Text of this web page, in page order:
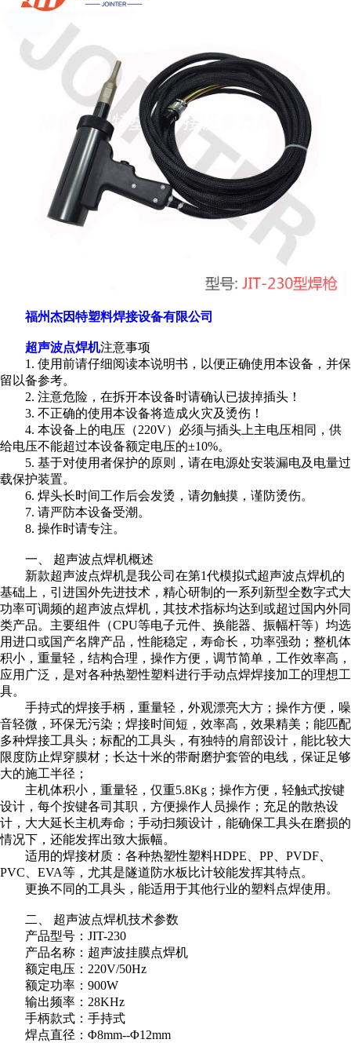
福州杰因特塑料焊接设备有限公司
超声波点焊机注意事项
1. 使用前请仔细阅读本说明书，以便正确使用本设备，并保
留以备参考。
2. 注意危险，在拆开本设备时请确认已拔掉插头！
3. 不正确的使用本设备将造成火灾及烫伤！
4. 本设备上的电压（220V）必须与插头上主电压相同，供
给电压不能超过本设备额定电压的±10%。
5. 基于对使用者保护的原则，请在电源处安装漏电及电量过
载保护装置。
6. 焊头长时间工作后会发烫，请勿触摸，谨防烫伤。
7. 请严防本设备受潮。
8. 操作时请专注。
一、 超声波点焊机概述
新款超声波点焊机是我公司在第1代模拟式超声波点焊机的
基础上，引进国外先进技术，精心研制的一系列新型全数字式大
功率可调频的超声波点焊机，其技术指标均达到或超过国内外同
类产品。主要组件（CPU等电子元件、换能器、振幅杆等）均选
用进口或国产名牌产品，性能稳定，寿命长，功率强劲；整机体
积小，重量轻，结构合理，操作方便，调节简单，工作效率高，
应用广泛，是对各种热塑性塑料进行手动点焊焊接加工的理想工
具。
手持式的焊接手柄，重量轻，外观漂亮大方；操作方便，噪
音轻微，环保无污染；焊接时间短，效率高，效果精美；能匹配
多种焊接工具头；标配的工具头，有独特的肩部设计，能比较大
限度防止焊穿膜材；长达十米的带耐磨护套管的电线，保证足够
大的施工半径；
主机体积小，重量轻，仅重5.8Kg；操作方便，轻触式按键
设计，每个按键各司其职，方便操作人员操作；充足的散热设
计，大大延长主机寿命；手动扫频设计，能确保工具头在磨损的
情况下，还能发挥出致大振幅。
适用的焊接材质：各种热塑性塑料HDPE、PP、PVDF、
PVC、EVA等，尤其是隧道防水板比计较能发挥其特点。
更换不同的工具头，能适用于其他行业的塑料点焊使用。
二、 超声波点焊机技术参数
产品型号：JIT-230
产品名称：超声波挂膜点焊机
额定电压：220V/50Hz
额定功率：900W
输出频率：28KHz
手柄款式：手持式
焊点直径：Φ8mm--Φ12mm